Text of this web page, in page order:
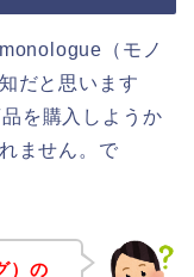
（モノ
だと思います
を購入しようか
ません。で
）の